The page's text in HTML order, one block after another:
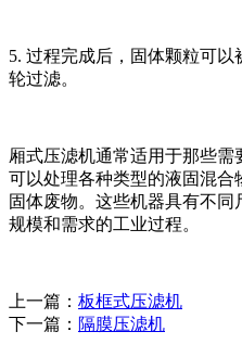
5. 过程完成后，固体颗粒可
轮过滤。
厢式压滤机通常适用于那些需
可以处理各种类型的液固混
固体废物。这些机器具有不
规模和需求的工业过程。
上一篇： 板框式压滤机
下一篇： 隔膜压滤机